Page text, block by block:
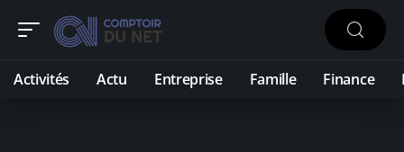
Activités Actu Entreprise Famille Finance